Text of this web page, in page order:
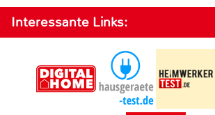
Interessante Links: